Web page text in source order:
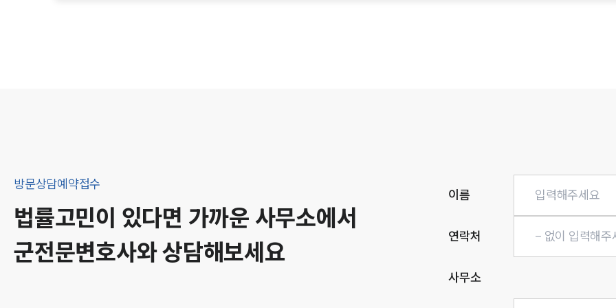
방문상담예약접수
법률고민이 있다면 가까운 사무소에서
군전문변호사와 상담해보세요
이름
연락처
사무소